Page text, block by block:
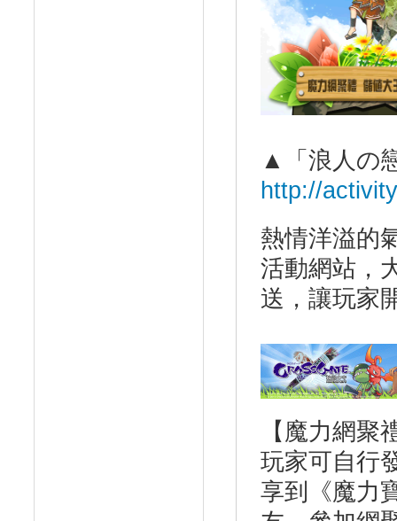
▲「浪人の
http://
熱情洋溢的
活動網站，
送，讓玩家
【魔力網聚
玩家可自行
享到《魔力